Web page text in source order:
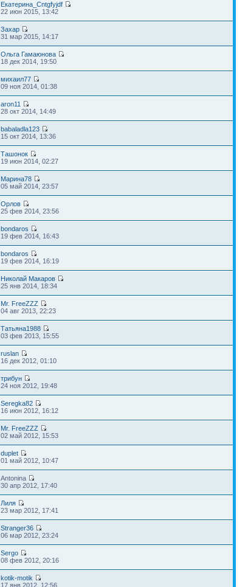
Екатерина_Cntgfyjdf
22 июн 2015, 13:42
Захар
31 мар 2015, 14:17
Ольга Гамаюнова
18 дек 2014, 19:50
михаил77
09 ноя 2014, 01:38
aron11
28 окт 2014, 14:49
babaladla123
15 окт 2014, 13:36
Ташонок
19 июн 2014, 02:27
Марина78
05 май 2014, 23:57
Орлов
25 фев 2014, 23:56
bondaros
19 фев 2014, 16:43
bondaros
19 фев 2014, 16:19
Николай Макаров
25 янв 2014, 18:34
Mr. FreeZZZ
04 авг 2013, 22:23
Татьяна1988
03 фев 2013, 15:55
ruslan
16 дек 2012, 01:10
трибун
24 ноя 2012, 19:48
Seregka82
16 июн 2012, 16:12
Mr. FreeZZZ
02 май 2012, 15:53
duplet
01 май 2012, 10:47
Antonina
30 апр 2012, 17:40
Лиля
23 мар 2012, 17:41
Stranger36
06 мар 2012, 23:24
Sergo
08 фев 2012, 20:16
kotik-motik
17 янв 2012, 12:56